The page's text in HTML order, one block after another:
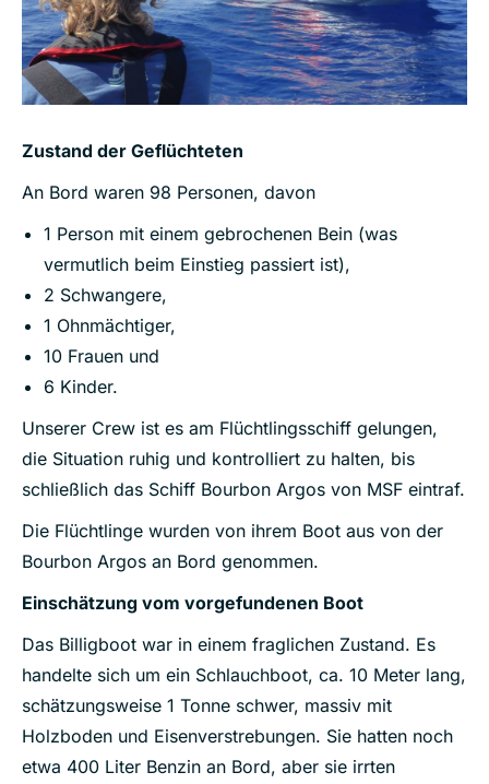
Zustand der Geflüchteten
An Bord waren 98 Personen, davon
1 Person mit einem gebrochenen Bein (was
vermutlich beim Einstieg passiert ist),
2 Schwangere,
1 Ohnmächtiger,
10 Frauen und
6 Kinder.
Unserer Crew ist es am Flüchtlingsschiff gelungen,
die Situation ruhig und kontrolliert zu halten, bis
schließlich das Schiff Bourbon Argos von MSF eintraf.
Die Flüchtlinge wurden von ihrem Boot aus von der
Bourbon Argos an Bord genommen.
Einschätzung vom vorgefundenen Boot
Das Billigboot war in einem fraglichen Zustand. Es
handelte sich um ein Schlauchboot, ca. 10 Meter lang,
schätzungsweise 1 Tonne schwer, massiv mit
Holzboden und Eisenverstrebungen. Sie hatten noch
etwa 400 Liter Benzin an Bord, aber sie irrten